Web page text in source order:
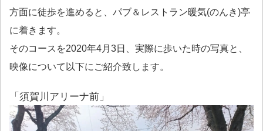
方面に徒歩を進めると、パブ＆レストラン暖気(のんき)亭
に着きます。
そのコースを2020年4月3日、実際に歩いた時の写真と、
映像について以下にご紹介致します。
「須賀川アリーナ前」